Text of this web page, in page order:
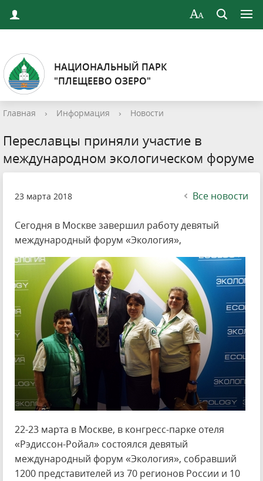
НАЦИОНАЛЬНЫЙ ПАРК
"ПЛЕЩЕЕВО ОЗЕРО"
Главная › Информация › Новости
Переславцы приняли участие в
международном экологическом форуме
23 марта 2018 Все новости
Сегодня в Москве завершил работу девятый
международный форум «Экология»,
22-23 марта в Москве, в конгресс-парке отеля
«Рэдиссон-Ройал» состоялся девятый
международный форум «Экология», собравший
1200 представителей из 70 регионов России и 10